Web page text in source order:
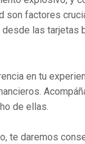
factores
las
en tu
de ellas.
te daremos